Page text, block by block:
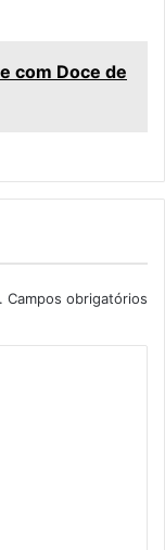
com Doce de
Campos obrigatórios